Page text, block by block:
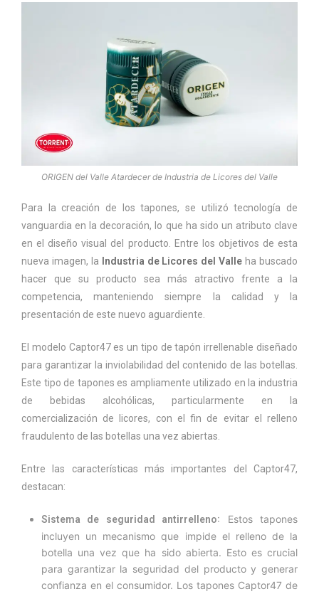
ORIGEN del Valle Atardecer de Industria de Licores del Valle
Para la creación de los tapones, se utilizó tecnología de
vanguardia en la decoración, lo que ha sido un atributo clave
en el diseño visual del producto. Entre los objetivos de esta
nueva imagen, la
Industria de Licores del Valle ha buscado
hacer que su producto sea más atractivo frente a la
competencia, manteniendo siempre la calidad y la
presentación de este nuevo aguardiente.
El modelo Captor47 es un tipo de tapón irrellenable diseñado
para garantizar la inviolabilidad del contenido de las botellas.
Este tipo de tapones es ampliamente utilizado en la industria
de bebidas alcohólicas, particularmente en la
comercialización de licores, con el fin de evitar el relleno
fraudulento de las botellas una vez abiertas.
Entre las características más importantes del Captor47,
destacan:
Sistema de seguridad antirrelleno: Estos tapones
incluyen un mecanismo que impide el relleno de la
botella una vez que ha sido abierta. Esto es crucial
para garantizar la seguridad del producto y generar
confianza en el consumidor. Los tapones Captor47 de